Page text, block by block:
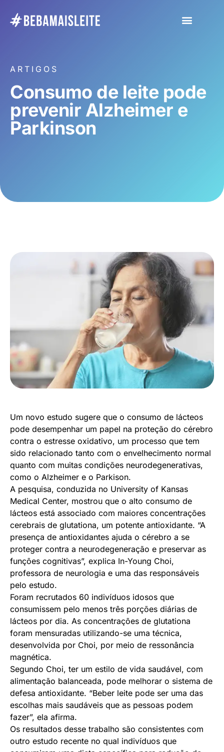
ARTIGOS
Consumo de leite pode
prevenir Alzheimer e
Parkinson
Um novo estudo sugere que o consumo de lácteos
pode desempenhar um papel na proteção do cérebro
contra o estresse oxidativo, um processo que tem
sido relacionado tanto com o envelhecimento normal
quanto com muitas condições neurodegenerativas,
como o Alzheimer e o Parkison.
A pesquisa, conduzida no University of Kansas
Medical Center, mostrou que o alto consumo de
lácteos está associado com maiores concentrações
cerebrais de glutationa, um potente antioxidante. “A
presença de antioxidantes ajuda o cérebro a se
proteger contra a neurodegeneração e preservar as
funções cognitivas”, explica In-Young Choi,
professora de neurologia e uma das responsáveis
pelo estudo.
Foram recrutados 60 indivíduos idosos que
consumissem pelo menos três porções diárias de
lácteos por dia. As concentrações de glutationa
foram mensuradas utilizando-se uma técnica,
desenvolvida por Choi, por meio de ressonância
magnética.
Segundo Choi, ter um estilo de vida saudável, com
alimentação balanceada, pode melhorar o sistema de
defesa antioxidante. “Beber leite pode ser uma das
escolhas mais saudáveis que as pessoas podem
fazer”, ela afirma.
Os resultados desse trabalho são consistentes com
outro estudo recente no qual indivíduos que